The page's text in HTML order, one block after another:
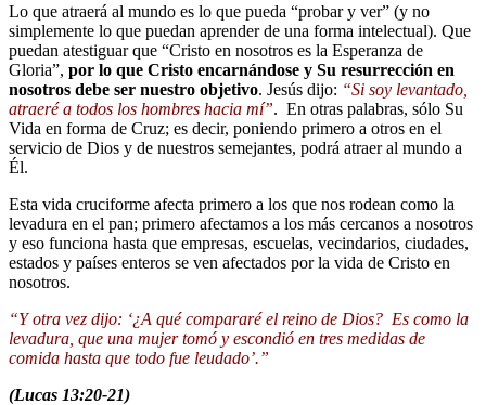
Lo que atraerá al mundo es lo que pueda “probar y ver” (y no
simplemente lo que puedan aprender de una forma intelectual). Que
puedan atestiguar que “Cristo en nosotros es la Esperanza de
Gloria”, por lo que Cristo encarnándose y Su resurrección en
nosotros debe ser nuestro objetivo. Jesús dijo: “Si soy levantado,
atraeré a todos los hombres hacia mí”. En otras palabras, sólo Su
Vida en forma de Cruz; es decir, poniendo primero a otros en el
servicio de Dios y de nuestros semejantes, podrá atraer al mundo a
Él.
Esta vida cruciforme afecta primero a los que nos rodean como la
levadura en el pan; primero afectamos a los más cercanos a nosotros
y eso funciona hasta que empresas, escuelas, vecindarios, ciudades,
estados y países enteros se ven afectados por la vida de Cristo en
nosotros.
“Y otra vez dijo: ‘¿A qué compararé el reino de Dios? Es como la
levadura, que una mujer tomó y escondió en tres medidas de
comida hasta que todo fue leudado’.”
(Lucas 13:20-21)